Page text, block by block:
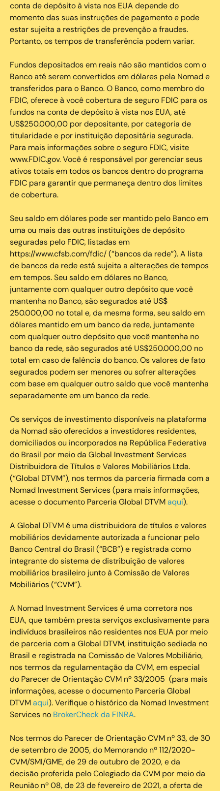
conta de depósito à vista nos EUA depende do
momento das suas instruções de pagamento e pode
estar sujeita a restrições de prevenção a fraudes.
Portanto, os tempos de transferência podem variar.
Fundos depositados em reais não são mantidos com o
Banco até serem convertidos em dólares pela Nomad e
transferidos para o Banco. O Banco, como membro do
FDIC, oferece à você cobertura de seguro FDIC para os
fundos na conta de depósito à vista nos EUA, até
US$250.000,00 por depositante, por categoria de
titularidade e por instituição depositária segurada.
Para mais informações sobre o seguro FDIC, visite
www.FDIC.gov. Você é responsável por gerenciar seus
ativos totais em todos os bancos dentro do programa
FDIC para garantir que permaneça dentro dos limites
de cobertura.
Seu saldo em dólares pode ser mantido pelo Banco em
uma ou mais das outras instituições de depósito
seguradas pelo FDIC, listadas em
https://www.cfsb.com/fdic/ (“bancos da rede”). A lista
de bancos da rede está sujeita a alterações de tempos
em tempos. Seu saldo em dólares no Banco,
juntamente com qualquer outro depósito que você
mantenha no Banco, são segurados até US$
250.000,00 no total e, da mesma forma, seu saldo em
dólares mantido em um banco da rede, juntamente
com qualquer outro depósito que você mantenha no
banco da rede, são segurados até US$250.000,00 no
total em caso de falência do banco. Os valores de fato
segurados podem ser menores ou sofrer alterações
com base em qualquer outro saldo que você mantenha
separadamente em um banco da rede.
Os serviços de investimento disponíveis na plataforma
da Nomad são oferecidos a investidores residentes,
domiciliados ou incorporados na República Federativa
do Brasil por meio da Global Investment Services
Distribuidora de Títulos e Valores Mobiliários Ltda.
(“Global DTVM”), nos termos da parceria firmada com a
Nomad Investment Services (para mais informações,
acesse o documento Parceria Global DTVMaqui).
A Global DTVM é uma distribuidora de títulos e valores
mobiliários devidamente autorizada a funcionar pelo
Banco Central do Brasil (“BCB”) e registrada como
integrante do sistema de distribuição de valores
mobiliários brasileiro junto à Comissão de Valores
Mobiliários (“CVM”).
‍A Nomad Investment Services é uma corretora nos
EUA, que também presta serviços exclusivamente para
indivíduos brasileiros não residentes nos EUA por meio
de parceria com a Global DTVM, instituição sediada no
Brasil e registrada na Comissão de Valores Mobiliário,
nos termos da regulamentação da CVM, em especial
do Parecer de Orientação CVM nº 33/2005 (para mais
informações, acesse o documento Parceria Global
DTVMaqui). Verifique o histórico da Nomad Investment
Services no BrokerCheck da FINRA.
Nos termos do Parecer de Orientação CVM nº 33, de 30
de setembro de 2005, do Memorando nº 112/2020-
CVM/SMI/GME, de 29 de outubro de 2020, e da
decisão proferida pelo Colegiado da CVM por meio da
Reunião nº 08, de 23 de fevereiro de 2021, a oferta de